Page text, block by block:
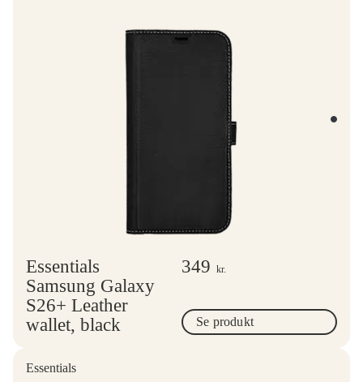
Essentials
Samsung Galaxy
S26+ Leather
wallet, black
349 kr.
Se produkt
Essentials